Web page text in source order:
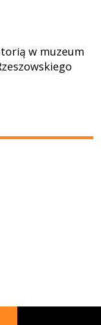
w muzeum